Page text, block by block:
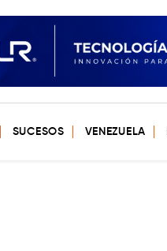
SUCESOS VENEZUELA